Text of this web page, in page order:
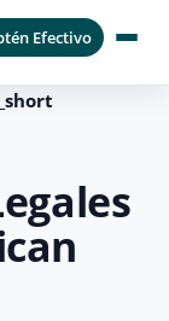
Efectivo